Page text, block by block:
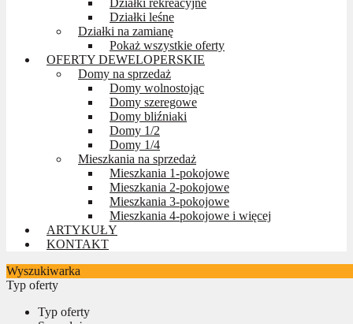
Działki leśne
Działki na zamianę
Pokaż wszystkie oferty
OFERTY DEWELOPERSKIE
Domy na sprzedaż
Domy wolnostojąc
Domy szeregowe
Domy bliźniaki
Domy 1/2
Domy 1/4
Mieszkania na sprzedaż
Mieszkania 1-pokojowe
Mieszkania 2-pokojowe
Mieszkania 3-pokojowe
Mieszkania 4-pokojowe i więcej
ARTYKUŁY
KONTAKT
Wyszukiwarka
Typ oferty
Typ oferty